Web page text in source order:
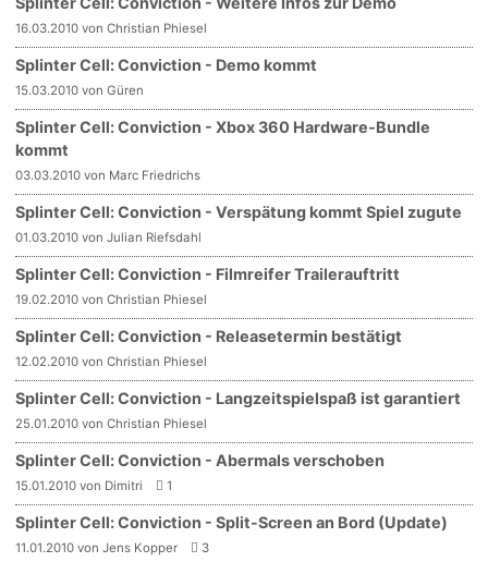
16.03.2010 von Christian Phiesel
Splinter Cell: Conviction - Demo kommt
15.03.2010 von Güren
Splinter Cell: Conviction - Xbox 360 Hardware-Bundle
kommt
03.03.2010 von Marc Friedrichs
Splinter Cell: Conviction - Verspätung kommt Spiel zugute
01.03.2010 von Julian Riefsdahl
Splinter Cell: Conviction - Filmreifer Trailerauftritt
19.02.2010 von Christian Phiesel
Splinter Cell: Conviction - Releasetermin bestätigt
12.02.2010 von Christian Phiesel
Splinter Cell: Conviction - Langzeitspielspaß ist garantiert
25.01.2010 von Christian Phiesel
Splinter Cell: Conviction - Abermals verschoben
15.01.2010 von Dimitri 1
Splinter Cell: Conviction - Split-Screen an Bord (Update)
11.01.2010 von Jens Kopper 3